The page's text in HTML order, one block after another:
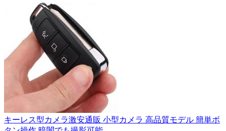
キーレス型カメラ激安通販 小型カメラ 高品質モデル 簡単ボ